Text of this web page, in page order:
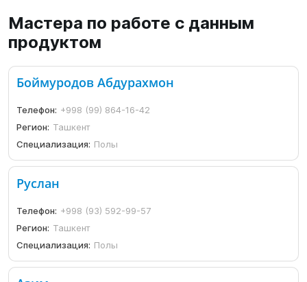
Мастера по работе с данным
продуктом
Боймуродов Абдурахмон
Телефон: +998 (99) 864-16-42
Регион: Ташкент
Специализация: Полы
Руслан
Телефон: +998 (93) 592-99-57
Регион: Ташкент
Специализация: Полы